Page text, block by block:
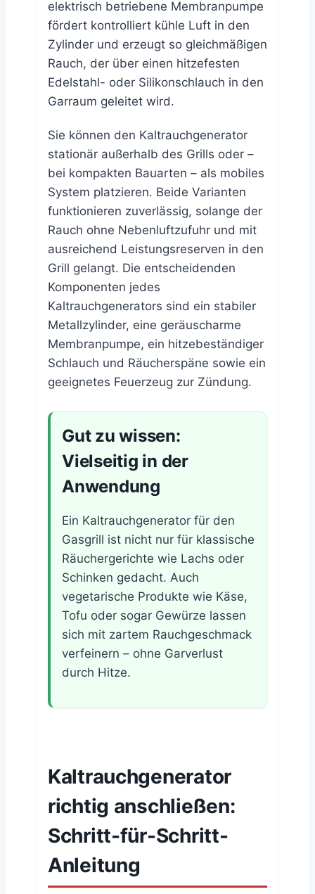
elektrisch betriebene Membranpumpe
fördert kontrolliert kühle Luft in den
Zylinder und erzeugt so gleichmäßigen
Rauch, der über einen hitzefesten
Edelstahl- oder Silikonschlauch in den
Garraum geleitet wird.
Sie können den Kaltrauchgenerator
stationär außerhalb des Grills oder –
bei kompakten Bauarten – als mobiles
System platzieren. Beide Varianten
funktionieren zuverlässig, solange der
Rauch ohne Nebenluftzufuhr und mit
ausreichend Leistungsreserven in den
Grill gelangt. Die entscheidenden
Komponenten jedes
Kaltrauchgenerators sind ein stabiler
Metallzylinder, eine geräuscharme
Membranpumpe, ein hitzebeständiger
Schlauch und Räucherspäne sowie ein
geeignetes Feuerzeug zur Zündung.
Gut zu wissen:
Vielseitig in der
Anwendung
Ein Kaltrauchgenerator für den
Gasgrill ist nicht nur für klassische
Räuchergerichte wie Lachs oder
Schinken gedacht. Auch
vegetarische Produkte wie Käse,
Tofu oder sogar Gewürze lassen
sich mit zartem Rauchgeschmack
verfeinern – ohne Garverlust
durch Hitze.
Kaltrauchgenerator
richtig anschließen:
Schritt-für-Schritt-
Anleitung